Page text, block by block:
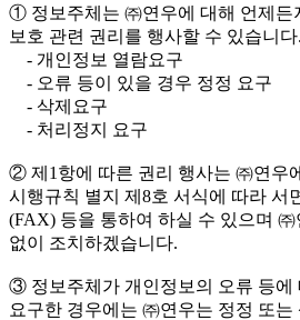
① 정보주체는 ㈜연우에 대해 언제든
보호 관련 권리를 행사할 수 있습니다.
- 개인정보 열람요구
- 오류 등이 있을 경우 정정 요구
- 삭제요구
- 처리정지 요구
② 제1항에 따른 권리 행사는 ㈜연우
시행규칙 별지 제8호 서식에 따라 서
(FAX) 등을 통하여 하실 수 있으며 ㈜
없이 조치하겠습니다.
③ 정보주체가 개인정보의 오류 등에
요구한 경우에는 ㈜연우는 정정 또